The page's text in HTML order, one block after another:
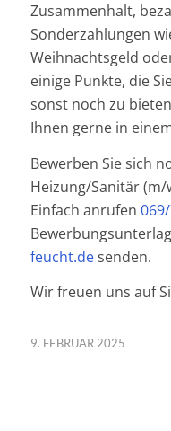
Zusammenhalt,
Sonderzahlungen
Weihnachtsgeld
einige Punkte, die
sonst noch zu
Ihnen gerne in
Bewerben Sie sich
Heizung/Sanitär (m/
Einfach anrufen
feucht.desenden.
Wir freuen uns auf
9. FEBRUAR 2025